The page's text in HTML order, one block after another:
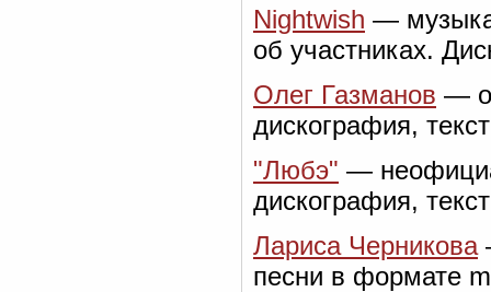
Nightwish —
об участниках.
Олег Газманов — о
дискография,
"Любэ" —
дискография,
Лариса Черникова
песни в формате